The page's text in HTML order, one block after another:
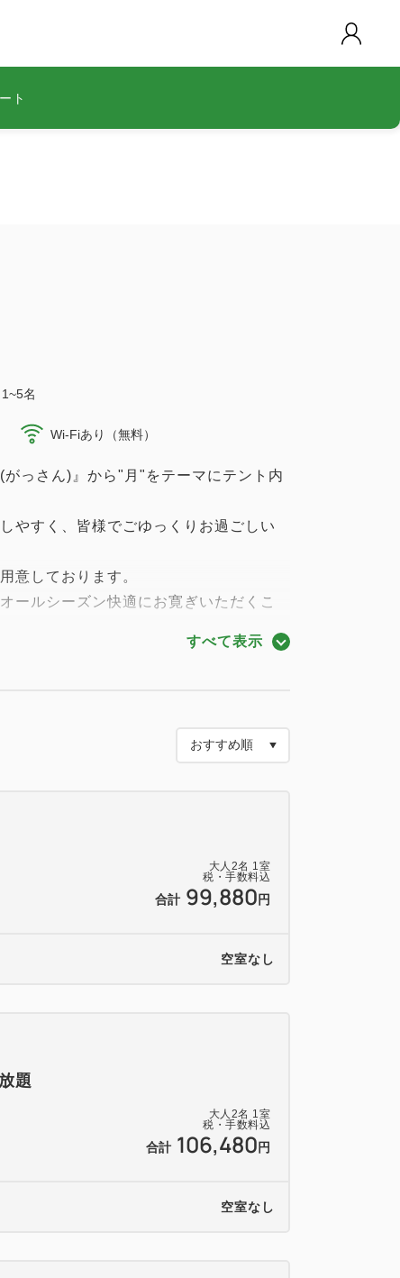
ト
1~5名
Wi-Fiあり（無料）
っさん)』から"月"をテーマにテント内
やすく、皆様でごゆっくりお過ごしい
意しております。
ールシーズン快適にお寛ぎいただくこ
料オプションの簡易ベッドの追加を推奨
すべて表示
大人 2名 1室
税・手数料込
合計 99,880 円
空室なし
大人 2名 1室
税・手数料込
合計 106,480 円
題
空室なし